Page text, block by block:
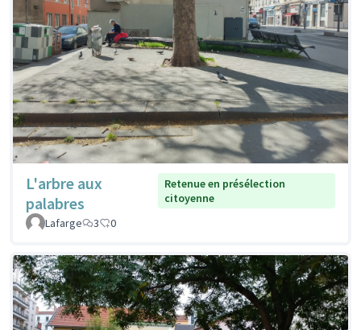
L'arbre aux
palabres
Retenue en présélection
citoyenne
Lafarge
3 0